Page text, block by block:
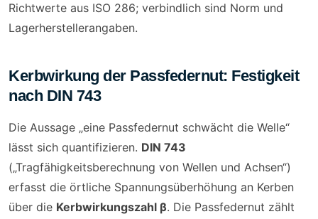
Richtwerte aus ISO 286; verbindlich sind Norm und
Lagerherstellerangaben.
Kerbwirkung der Passfedernut: Festigkeit
nach DIN 743
Die Aussage „eine Passfedernut schwächt die Welle“
lässt sich quantifizieren. DIN 743
(„Tragfähigkeitsberechnung von Wellen und Achsen“)
erfasst die örtliche Spannungsüberhöhung an Kerben
über die Kerbwirkungszahl β. Die Passfedernut zählt